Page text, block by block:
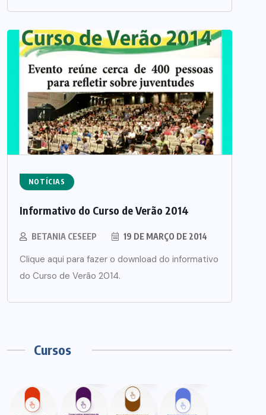
NOTÍCIAS
Informativo do Curso de Verão 2014
BETANIA CESEEP 19 DE MARÇO DE 2014
Clique aqui para fazer o download do informativo
do Curso de Verão 2014.
Cursos